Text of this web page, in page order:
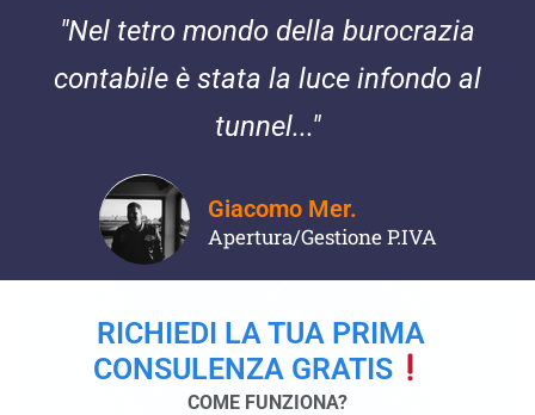
"Nel tetro mondo della burocrazia
contabile è stata la luce infondo al
tunnel..."
Giacomo Mer.
Apertura/Gestione P.IVA
RICHIEDI LA TUA PRIMA
CONSULENZA GRATIS
COME FUNZIONA?